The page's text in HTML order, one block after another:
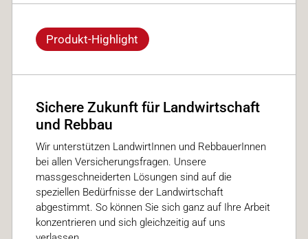
Produkt-Highlight
Sichere Zukunft für Landwirtschaft
und Rebbau
Wir unterstützen LandwirtInnen und RebbauerInnen
bei allen Versicherungsfragen. Unsere
massgeschneiderten Lösungen sind auf die
speziellen Bedürfnisse der Landwirtschaft
abgestimmt. So können Sie sich ganz auf Ihre Arbeit
konzentrieren und sich gleichzeitig auf uns